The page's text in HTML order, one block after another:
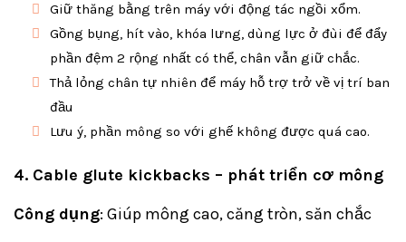
Giữ thăng bằng trên máy với động tác ngồi xổm.
Gồng bụng, hít vào, khóa lưng, dùng lực ở đùi để đẩy
phần đệm 2 rộng nhất có thể, chân vẫn giữ chắc.
Thả lỏng chân tự nhiên để máy hỗ trợ trở về vị trí ban
đầu
Lưu ý, phần mông so với ghế không được quá cao.
4. Cable glute kickbacks – phát triển cơ mông
Công dụng: Giúp mông cao, căng tròn, săn chắc